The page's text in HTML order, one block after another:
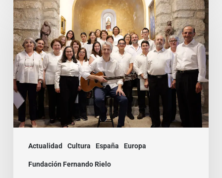
Actualidad Cultura España Europa
Fundación Fernando Rielo
La
voz
que
une:
nace
la
Coral
Fernando